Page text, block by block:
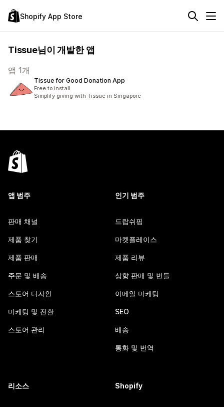
Shopify App Store
Tissue님이 개발한 앱
앱 1개
Tissue for Good Donation App
Free to install
Simplify giving with Tissue in Singapore
앱 범주
판매 채널
제품 찾기
제품 판매
주문 및 배송
스토어 디자인
마케팅 및 전환
스토어 관리
인기 범주
드랍쉬핑
마켓플레이스
제품 리뷰
상향 판매 및 번들
이메일 마케팅
SEO
배송
통화 및 번역
리소스 Shopify